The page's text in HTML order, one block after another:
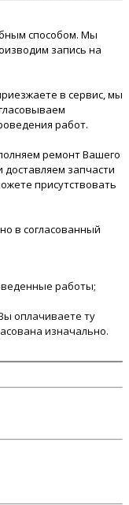
способом. Мы
запись на
в сервис, мы
работ.
ремонт Вашего
доставляем запчасти
присутствовать
в согласованный
работы;
оплачиваете ту
изначально.